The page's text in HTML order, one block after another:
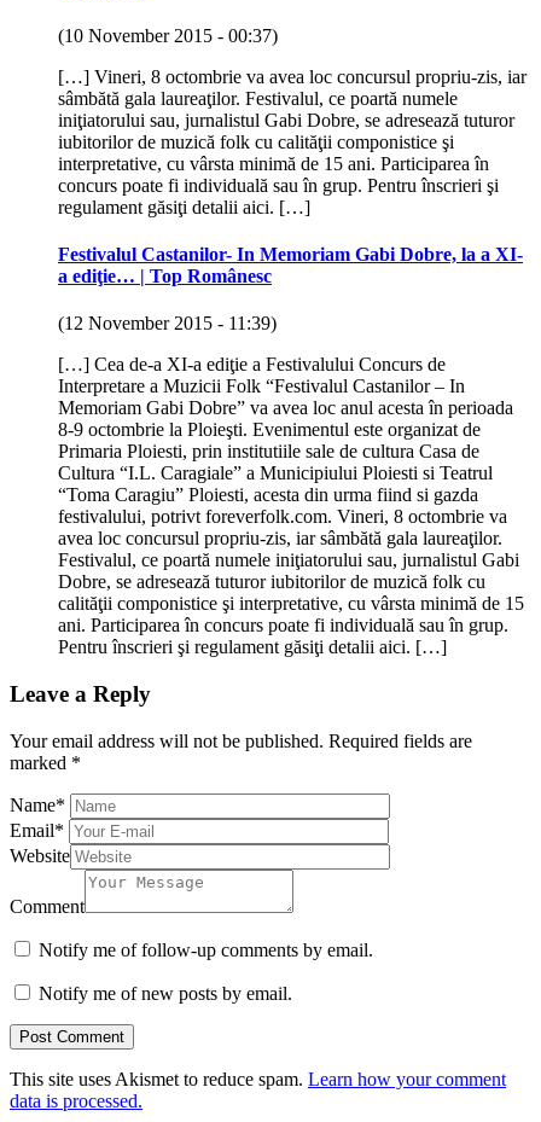
(10 November 2015 - 00:37)
[…] Vineri, 8 octombrie va avea loc concursul propriu-zis, iar
sâmbătă gala laureaţilor. Festivalul, ce poartă numele
iniţiatorului sau, jurnalistul Gabi Dobre, se adresează tuturor
iubitorilor de muzică folk cu calităţii componistice şi
interpretative, cu vârsta minimă de 15 ani. Participarea în
concurs poate fi individuală sau în grup. Pentru înscrieri şi
regulament găsiţi detalii aici. […]
Festivalul Castanilor- In Memoriam Gabi Dobre, la a XI-
a ediţie… | Top Românesc
(12 November 2015 - 11:39)
[…] Cea de-a XI-a ediţie a Festivalului Concurs de
Interpretare a Muzicii Folk “Festivalul Castanilor – In
Memoriam Gabi Dobre” va avea loc anul acesta în perioada
8-9 octombrie la Ploieşti. Evenimentul este organizat de
Primaria Ploiesti, prin institutiile sale de cultura Casa de
Cultura “I.L. Caragiale” a Municipiului Ploiesti si Teatrul
“Toma Caragiu” Ploiesti, acesta din urma fiind si gazda
festivalului, potrivt foreverfolk.com. Vineri, 8 octombrie va
avea loc concursul propriu-zis, iar sâmbătă gala laureaţilor.
Festivalul, ce poartă numele iniţiatorului sau, jurnalistul Gabi
Dobre, se adresează tuturor iubitorilor de muzică folk cu
calităţii componistice şi interpretative, cu vârsta minimă de 15
ani. Participarea în concurs poate fi individuală sau în grup.
Pentru înscrieri şi regulament găsiţi detalii aici. […]
Leave a Reply
Your email address will not be published. Required fields are
marked *
Name*
Email*
Website
Comment
Notify me of follow-up comments by email.
Notify me of new posts by email.
This site uses Akismet to reduce spam. Learn how your comment
data is processed.